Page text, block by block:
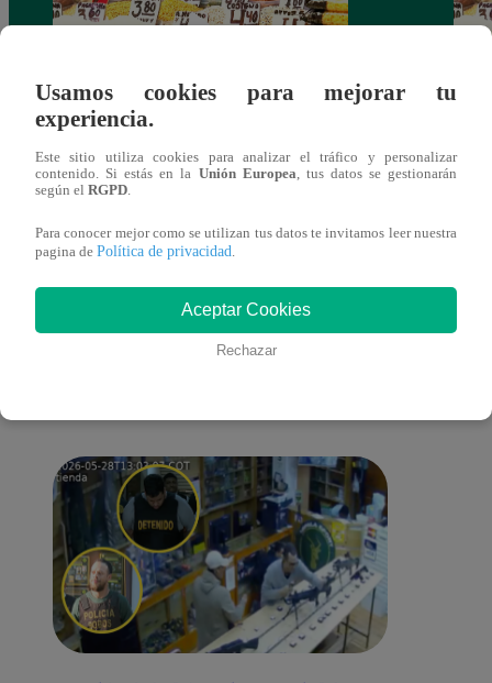
Mujeres al Mando – Viernes 25 de febrero
del 2022 – Programa completo
del
También te puede
Usamos cookies para mejorar tu
experiencia.
Este sitio utiliza cookies para analizar el tráfico y personalizar
contenido. Si estás en la Unión Europea, tus datos se gestionarán
según el RGPD.
Para conocer mejor como se utilizan tus datos te invitamos leer nuestra
pagina de Política de privacidad.
Aceptar Cookies
Rechazar